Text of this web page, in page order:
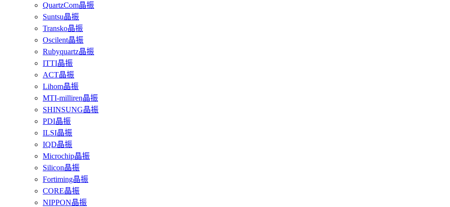
QuartzCom晶振
Suntsu晶振
Transko晶振
Oscilent晶振
Rubyquartz晶振
ITTI晶振
ACT晶振
Lihom晶振
MTI-milliren晶振
SHINSUNG晶振
PDI晶振
ILSI晶振
IQD晶振
Microchip晶振
Silicon晶振
Fortiming晶振
CORE晶振
NIPPON晶振